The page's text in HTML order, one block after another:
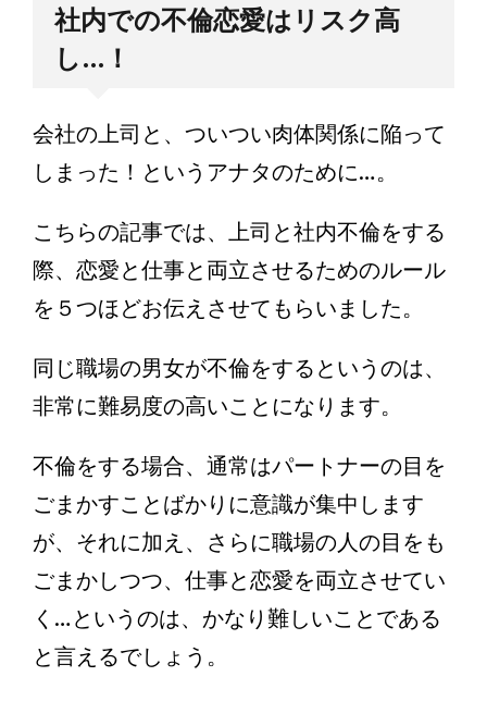
社内での不倫恋愛はリスク高
し…！
会社の上司と、ついつい肉体関係に陥って
しまった！というアナタのために…。
こちらの記事では、上司と社内不倫をする
際、恋愛と仕事と両立させるためのルール
を５つほどお伝えさせてもらいました。
同じ職場の男女が不倫をするというのは、
非常に難易度の高いことになります。
不倫をする場合、通常はパートナーの目を
ごまかすことばかりに意識が集中します
が、それに加え、さらに職場の人の目をも
ごまかしつつ、仕事と恋愛を両立させてい
く…というのは、かなり難しいことである
と言えるでしょう。